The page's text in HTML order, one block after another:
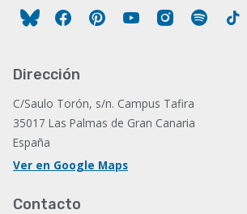
FacebookPinterestYouTubeInstagram
Spotify
Dirección
C/Saulo Torón, s/n. Campus Tafira
35017 Las Palmas de Gran Canaria
España
Ver en Google Maps
Contacto